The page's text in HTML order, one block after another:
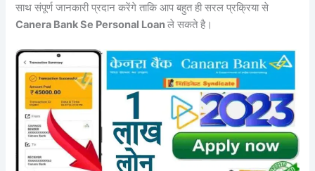
साथ संपूर्ण जानकारी प्रदान करेंगे ताकि आप बहुत ही सरल प्रक्रिया से
Canera Bank Se Personal Loanले सकते है।